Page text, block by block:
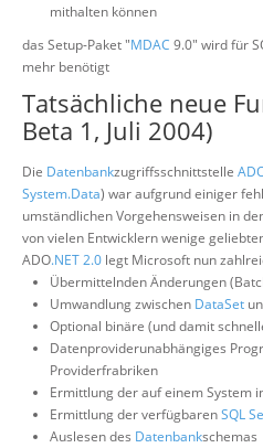
mithalten können
das Setup-Paket "MDAC 9.0" wird für
mehr benötigt
Tatsächliche neue
Beta 1, Juli 2004)
Die Datenbankzugriffsschnittstelle
System.Data) war aufgrund einiger
umständlichen Vorgehensweisen in
von vielen Entwicklern wenige
ADO.NET 2.0 legt Microsoft nun
Übermittelnden Änderungen
Umwandlung zwischen DataSet
Optional binäre (und damit
Datenproviderunabhängiges
Providerfrabriken
Ermittlung der auf einem System
Ermittlung der verfügbarenSQL
Auslesen des Datenbankschemas